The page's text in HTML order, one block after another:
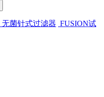
无菌针式过滤器 FUSION试